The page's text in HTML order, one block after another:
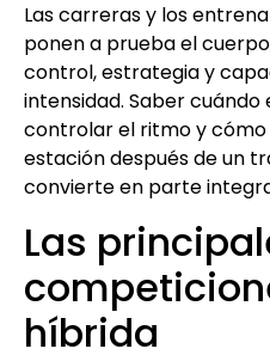
Las carreras y los
ponen a prueba el
control, estrategia y
intensidad. Saber cuándo
controlar el ritmo y
estación después de un
convierte en parte
Las
híbrida